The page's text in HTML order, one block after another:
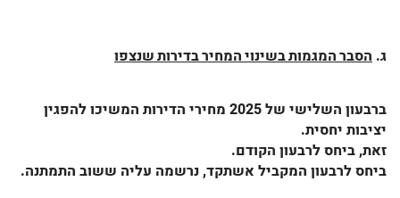
ג. הסברהמגמותבשינויהמחירבדירותשנצפו
ברבעון השלישי של 2025 מחירי הדירות המשיכו להפגין
יציבות יחסית.
זאת, ביחס לרבעון הקודם.
ביחס לרבעון המקביל אשתקד, נרשמה עליה ששוב התמתנה.